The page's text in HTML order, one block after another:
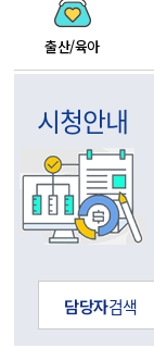
출산/육아
시청안내
담당자검색